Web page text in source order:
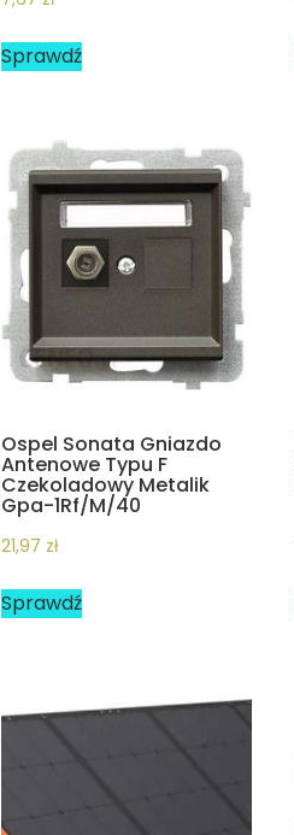
Sprawdź
Ospel Sonata Gniazdo
Antenowe Typu F
Czekoladowy Metalik
Gpa-1Rf/M/40
21,97 zł
Sprawdź